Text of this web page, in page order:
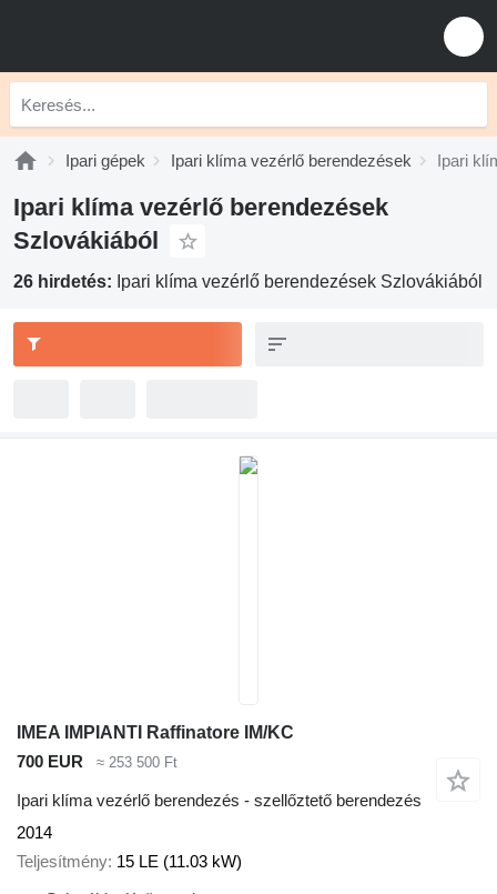
Ipari gépek Ipari klíma vezérlő berendezések Ipari
Ipari klíma vezérlő berendezések
Szlovákiából
26 hirdetés: Ipari klíma vezérlő berendezések Szlovákiából
IMEA IMPIANTI Raffinatore IM/KC
700 EUR
≈ 253 500 Ft
Ipari klíma vezérlő berendezés - szellőztető berendezés
2014
Teljesítmény 15 LE (11.03 kW)